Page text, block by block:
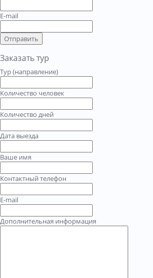
E-mail
Отправить
Заказать тур
Тур (направление)
Количество человек
Количество дней
Дата выезда
Ваше имя
Контактный телефон
E-mail
Дополнительная информация